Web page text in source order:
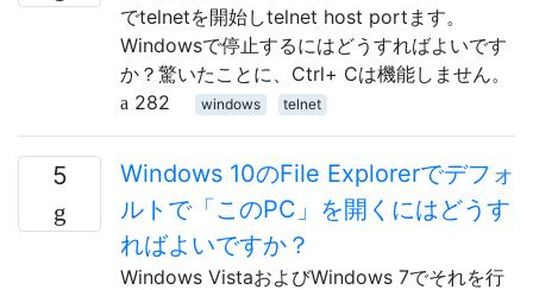
でtelnetを開始しtelnet host portます。
Windowsで停止するにはどうすればよいです
か？驚いたことに、Ctrl+ Cは機能しません。
282
windows telnet
5
Windows 10のFile Explorerでデフォ
ルトで「このPC」を開くにはどうす
ればよいですか？
Windows VistaおよびWindows 7でそれを行